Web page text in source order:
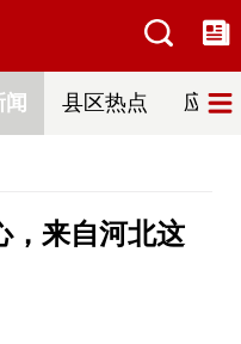
县区热点 应急
，来自河北这